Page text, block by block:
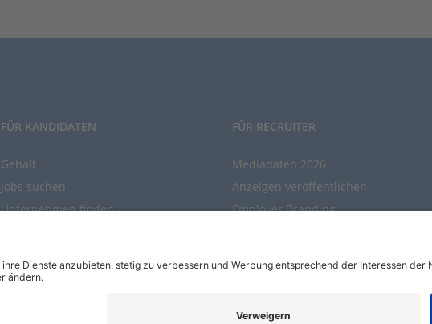
FÜR KANDIDATEN
Gehalt
Jobs suchen
Unternehmen finden
FÜR RECRUITER
Mediadaten 2026
Anzeigen veröffentlichen
Employer Branding